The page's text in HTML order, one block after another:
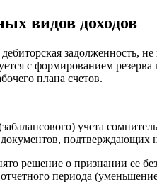
видов доходов
задолженность,
с формированием
плана счетов.
учета
подтверждающих
решение о признании ее
периода